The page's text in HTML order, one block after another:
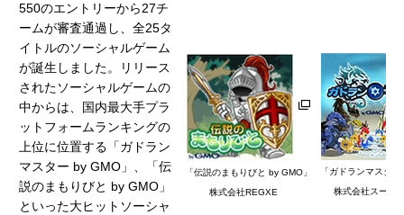
550のエントリーから27チ
ームが審査通過し、全25タ
イトルのソーシャルゲーム
が誕生しました。リリース
されたソーシャルゲームの
中からは、国内最大手プラ
ットフォームランキングの
上位に位置する「ガドラン
マスター by GMO」、「伝
説のまもりびと by GMO」
といった大ヒットソーシャ
「伝説のまもりびと by GMO」
株式会社REGXE
「ガドランマスタ
株式会社スーパ